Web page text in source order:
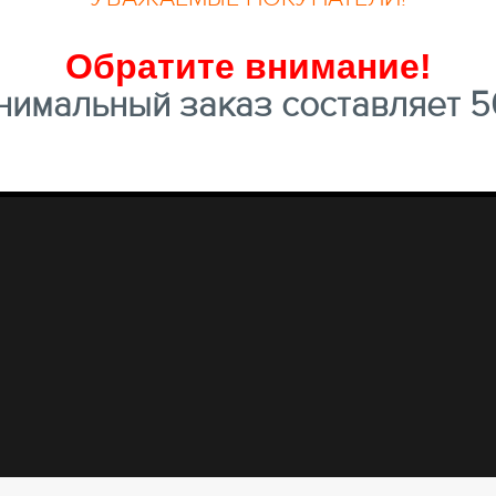
Обратите внимание!
заказ составляет